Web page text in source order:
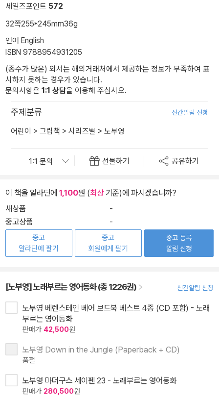
세일즈포인트 572
32쪽255*245mm36g
언어 English
ISBN 9788954931205
(종수가 많은) 외서는 해외거래처에서 제공하는 정보가 부족하여 표
시하지 못하는 경우가 있습니다.
문의사항은 1:1 상담을 이용해 주십시오.
주제분류 신간알림 신청
어린이 > 그림책 > 시리즈별 > 노부영
선물하기 공유하기
이 책을 알라딘에 1,100원 (최상기준)에 파시겠습니까?
새상품
-
중고상품
-
중고
알라딘에 팔기
중고
회원에게 팔기
중고 등록
알림 신청
[노부영] 노래부르는 영어동화 (총 1226권) 신간알림 신청
노부영 베렌스테인 베어 보드북 베스트 4종 (CD 포함) - 노래
부르는 영어동화
판매가 42,500원
노부영 Down in the Jungle (Paperback + CD)
품절
노부영 마더구스 세이펜 23 - 노래부르는 영어동화
판매가 280,500원